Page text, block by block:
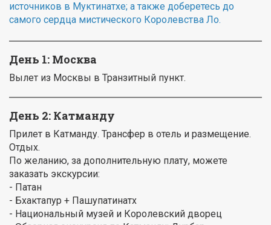
источников в Муктинатхе; а также доберетесь до
самого сердца мистического Королевства Ло.
День 1: Москва
Вылет из Москвы в Транзитный пункт.
День 2: Катманду
Прилет в Катманду. Трансфер в отель и размещение.
Отдых.
По желанию, за дополнительную плату, можете
заказать экскурсии:
- Патан
- Бхактапур + Пашупатинатх
- Национальный музей и Королевский дворец